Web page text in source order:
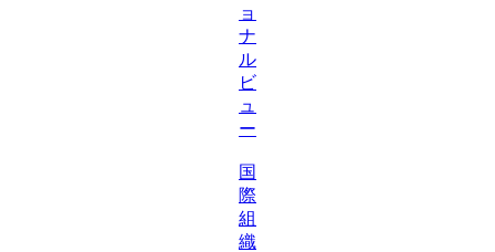
ョ
ナ
ル
ビ
ュ
ー
国
際
組
織